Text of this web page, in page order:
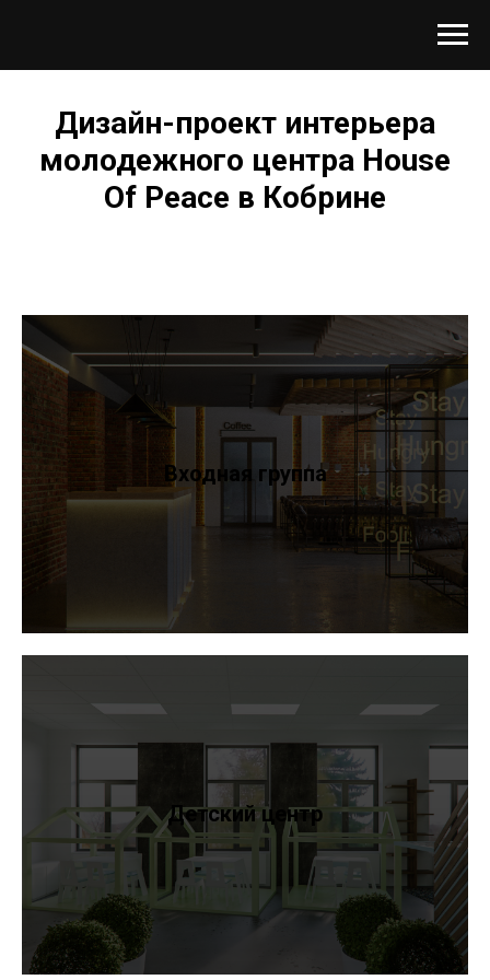
Дизайн-проект интерьера
молодежного центра House
Of Peace в Кобрине
Входная группа
Детский центр